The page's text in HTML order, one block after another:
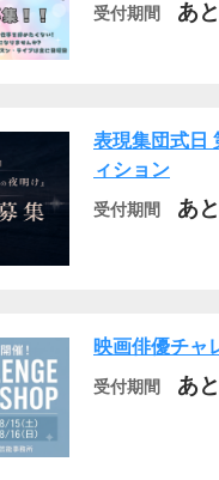
受付期間 あ
表現集団式日
ィション
受付期間 あ
映画俳優チャ
受付期間 あ